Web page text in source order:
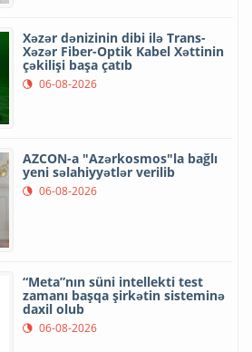
Xəzər dənizinin dibi ilə Trans-
Xəzər Fiber-Optik Kabel Xəttinin
çəkilişi başa çatıb
06-08-2026
AZCON-a "Azərkosmos"la bağlı
yeni səlahiyyətlər verilib
06-08-2026
“Meta”nın süni intellekti test
zamanı başqa şirkətin sisteminə
daxil olub
06-08-2026